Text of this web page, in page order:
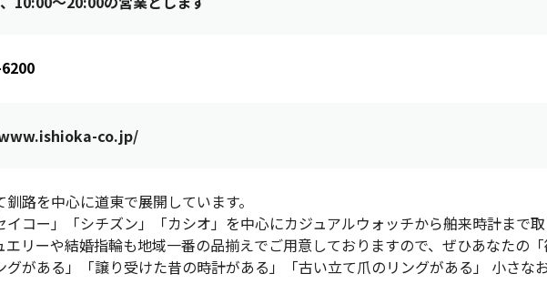
co.jp/
路を中心に道東で展開しています。
コー」「シチズン」「カシオ」を中心にカジュアルウォッチから舶来時計まで取
エリーや結婚指輪も地域一番の品揃えでご用意しておりますので、ぜひあなたの「
グがある」「譲り受けた昔の時計がある」「古い立て爪のリングがある」 小さ